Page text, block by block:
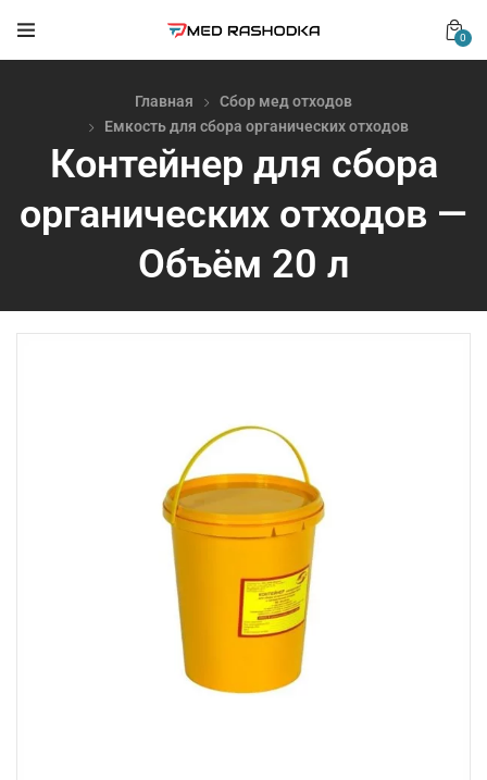
0
Главная
Сбор мед отходов
Емкость для сбора органических отходов
Контейнер для сбора
органических отходов —
Объём 20 л